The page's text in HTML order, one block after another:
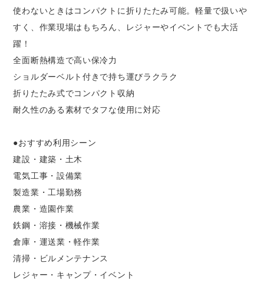
使わないときはコンパクトに折りたたみ可能。軽量で扱いや
すく、作業現場はもちろん、レジャーやイベントでも大活
躍！
全面断熱構造で高い保冷力
ショルダーベルト付きで持ち運びラクラク
折りたたみ式でコンパクト収納
耐久性のある素材でタフな使用に対応
●おすすめ利用シーン
建設・建築・土木
電気工事・設備業
製造業・工場勤務
農業・造園作業
鉄鋼・溶接・機械作業
倉庫・運送業・軽作業
清掃・ビルメンテナンス
レジャー・キャンプ・イベント